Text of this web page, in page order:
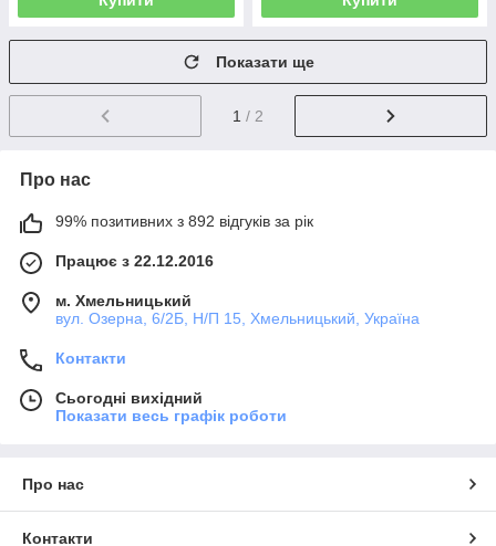
Показати ще
1 / 2
Про нас
99% позитивних з 892 відгуків за рік
Працює з 22.12.2016
м. Хмельницький
вул. Озерна, 6/2Б, Н/П 15, Хмельницький, Україна
Контакти
Сьогодні вихідний
Показати весь графік роботи
Про нас
Контакти